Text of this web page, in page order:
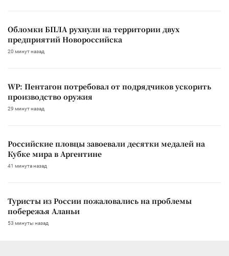
Обломки БПЛА рухнули на территории двух
предприятий Новороссийска
20 минут назад
WP: Пентагон потребовал от подрядчиков ускорить
производство оружия
29 минут назад
Российские пловцы завоевали десятки медалей на
Кубке мира в Аргентине
41 минута назад
Туристы из России пожаловались на проблемы
побережья Аланьи
53 минуты назад